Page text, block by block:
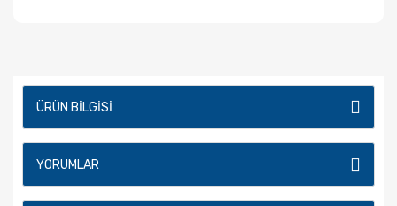
ÜRÜN BILGISI
YORUMLAR